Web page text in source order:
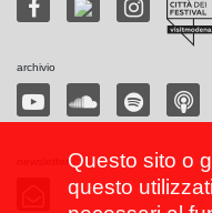
archivio
Questo sito o
questo